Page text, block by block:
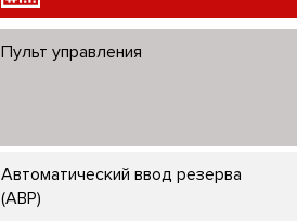
Пульт управления
Автоматический ввод резерва
(АВР)